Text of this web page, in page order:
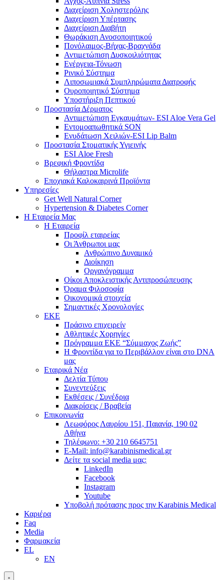
Διαχείριση Χοληστερόλης
Διαχείριση Υπέρτασης
Διαχείριση Διαβήτη
Θωράκιση Ανοσοποιητικού
Πονόλαιμος-Βήχας-Βραχνάδα
Αντιμετώπιση Δυσκοιλιότητας
Eνέργεια-Τόνωση
Ρινικό Σύστημα
Λιποσωμιακά Συμπληρώματα Διατροφής
Ουροποιητικό Σύστημα
Υποστήριξη Πεπτικού
Προστασία Δέρματος
Αντιμετώπιση Εγκαυμάτων- ESI Aloe Vera Gel
Εντομοαπωθητικά SON
Ενυδάτωση Χειλιών-ESI Lip Balm
Προστασία Στοματικής Υγιεινής
ESI Αloe Fresh
Βρεφική Φροντίδα
Θήλαστρα Microlife
Εποχιακά Καλοκαιρινά Προϊόντα
Υπηρεσίες
Get Well Natural Corner
Hypertension & Diabetes Corner
Η Εταιρεία Μας
Η Εταιρεία
Προφίλ εταιρείας
Οι Άνθρωποι μας
Ανθρώπινο Δυναμικό
Διοίκηση
Οργανόγραμμα
Οίκοι Αποκλειστικής Αντιπροσώπευσης
Όραμα Φιλοσοφία
Οικονομικά στοιχεία
Σημαντικές Χρονολογίες
ΕΚΕ
Πράσινο επιχειρείν
Αθλητικές Χορηγίες
Πρόγραμμα ΕΚΕ “Σύμμαχος Ζωής”
Η Φροντίδα για το Περιβάλλον είναι στο DNA
μας
Εταιρικά Νέα
Δελτία Τύπου
Συνεντεύξεις
Εκθέσεις / Συνέδρια
Διακρίσεις / Βραβεία
Επικοινωνία
Λεωφόρος Λαυρίου 151, Παιανία, 190 02
Αθήνα
Τηλέφωνο: +30 210 6645751
E-Mail: info@karabinismedical.gr
Δείτε τα social media μας:
LinkedIn
Facebook
Instagram
Youtube
Υποβολή πρότασης προς την Karabinis Medical
Καριέρα
Faq
Media
Φαρμακεία
EL
EN